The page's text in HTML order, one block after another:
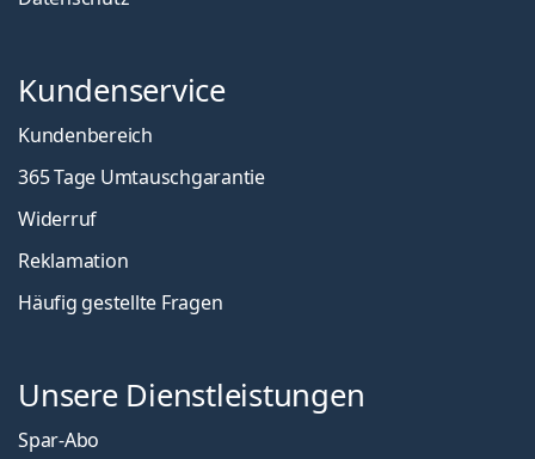
Kundenservice
Kundenbereich
365 Tage Umtauschgarantie
Widerruf
Reklamation
Häufig gestellte Fragen
Unsere Dienstleistungen
Spar-Abo